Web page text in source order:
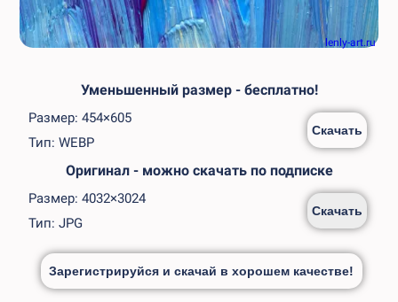
lenly-art.ru
Уменьшенный размер - бесплатно!
Размер: 454×605
Тип: WEBP
Скачать
Оригинал - можно скачать по подписке
Размер: 4032×3024
Тип: JPG
Скачать
Зарегистрируйся и скачай в хорошем качестве!